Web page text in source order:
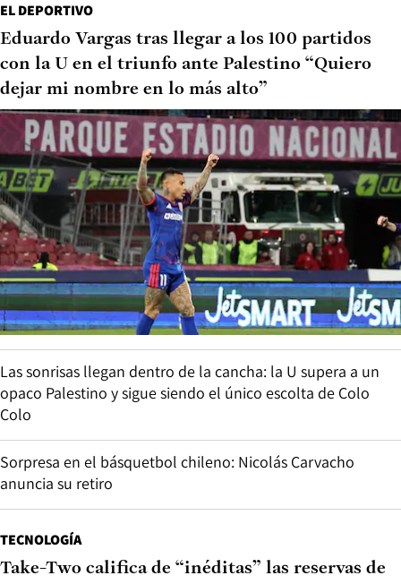
EL DEPORTIVO
Eduardo Vargas tras llegar a los 100 partidos
con la U en el triunfo ante Palestino “Quiero
dejar mi nombre en lo más alto”
Las sonrisas llegan dentro de la cancha: la U supera a un
opaco Palestino y sigue siendo el único escolta de Colo
Colo
Sorpresa en el básquetbol chileno: Nicolás Carvacho
anuncia su retiro
TECNOLOGÍA
Take-Two califica de “inéditas” las reservas de